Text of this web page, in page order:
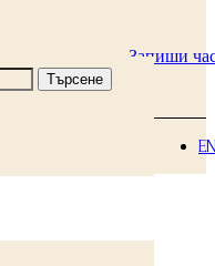
Търсене
Запиши